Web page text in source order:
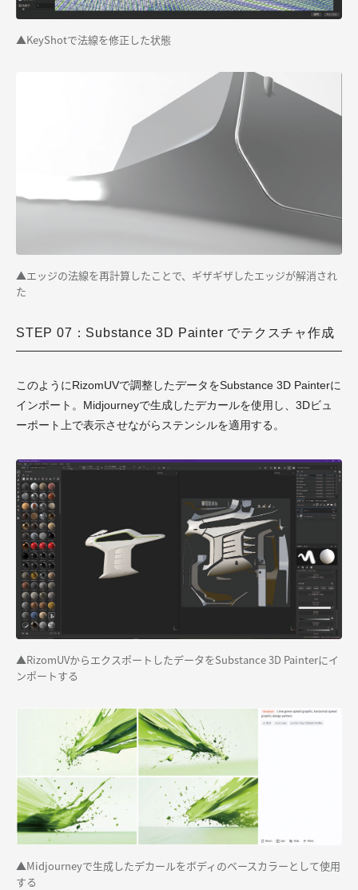
▲KeyShotで法線を修正した状態
▲エッジの法線を再計算したことで、ギザギザしたエッジが解消され
た
STEP 07：Substance 3D Painter でテクスチャ作成
このようにRizomUVで調整したデータをSubstance 3D Painterに
インポート。Midjourneyで生成したデカールを使用し、3Dビュ
ーポート上で表示させながらステンシルを適用する。
▲RizomUVからエクスポートしたデータをSubstance 3D Painterにイ
ンポートする
▲Midjourneyで生成したデカールをボディのベースカラーとして使用
する